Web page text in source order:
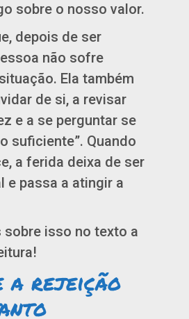
sobre o nosso valor.
depois de ser
não sofre
Ela também
de si, a revisar
e a se perguntar se
suficiente”. Quando
a ferida deixa de ser
e passa a atingir a
sobre isso no texto a
a rejeição